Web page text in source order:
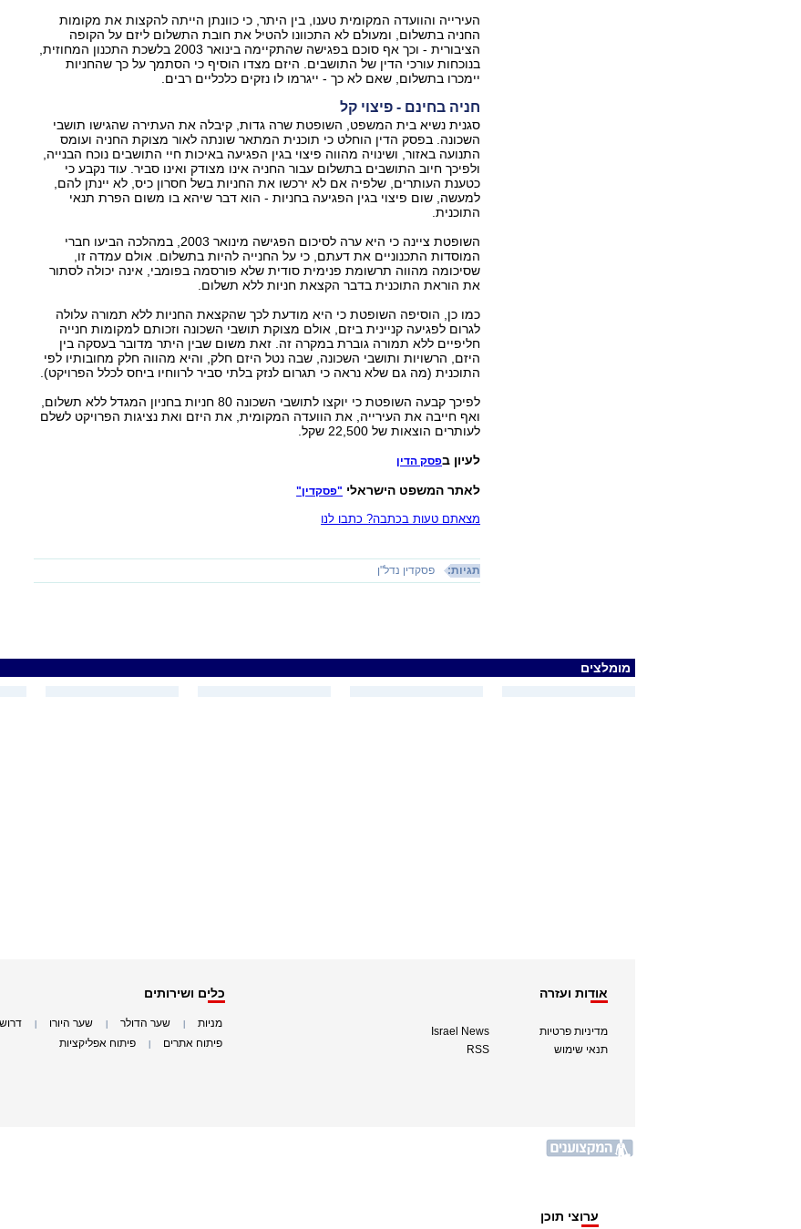
העירייה והוועדה המקומית טענו, בין היתר, כי כוונתן הייתה להקצות את מקומות
החניה בתשלום, ומעולם לא התכוונו להטיל את חובת התשלום ליזם על הקופה
הציבורית - וכך אף סוכם בפגישה שהתקיימה בינואר 2003 בלשכת התכנון המחוזית,
בנוכחות עורכי הדין של התושבים. היזם מצדו הוסיף כי הסתמך על כך שהחניות
יימכרו בתשלום, שאם לא כך - ייגרמו לו נזקים כלכליים רבים.
חניה בחינם - פיצוי קל
סגנית נשיא בית המשפט, השופטת שרה גדות, קיבלה את העתירה שהגישו תושבי
השכונה. בפסק הדין הוחלט כי תוכנית המתאר שונתה לאור מצוקת החניה ועומס
התנועה באזור, ושינויה מהווה פיצוי בגין הפגיעה באיכות חיי התושבים נוכח הבנייה,
ולפיכך חיוב התושבים בתשלום עבור החניה אינו מצודק ואינו סביר. עוד נקבע כי
כטענת העותרים, שלפיה אם לא ירכשו את החניות בשל חסרון כיס, לא יינתן להם,
למעשה, שום פיצוי בגין הפגיעה בחניות - הוא דבר שיהא בו משום הפרת תנאי
התוכנית.
השופטת ציינה כי היא ערה לסיכום הפגישה מינואר 2003, במהלכה הביעו חברי
המוסדות התכנוניים את דעתם, כי על החנייה להיות בתשלום. אולם עמדה זו,
שסיכומה מהווה תרשומת פנימית סודית שלא פורסמה בפומבי, אינה יכולה לסתור
את הוראת התוכנית בדבר הקצאת חניות ללא תשלום.
כמו כן, הוסיפה השופטת כי היא מודעת לכך שהקצאת החניות ללא תמורה עלולה
לגרום לפגיעה קניינית ביזם, אולם מצוקת תושבי השכונה וזכותם למקומות חנייה
חליפיים ללא תמורה גוברת במקרה זה. זאת משום שבין היתר מדובר בעסקה בין
היזם, הרשויות ותושבי השכונה, שבה נטל היזם חלק, והיא מהווה חלק מחובותיו לפי
התוכנית (מה גם שלא נראה כי תגרום לנזק בלתי סביר לרווחיו ביחס לכלל הפרויקט).
לפיכך קבעה השופטת כי יוקצו לתושבי השכונה 80 חניות בחניון המגדל ללא תשלום,
ואף חייבה את העירייה, את הוועדה המקומית, את היזם ואת נציגות הפרויקט לשלם
לעותרים הוצאות של 22,500 שקל.
לעיון בפסק הדין
לאתר המשפט הישראלי "פסקדין"
מצאתם טעות בכתבה? כתבו לנו
תגיות: פסקדין נדל"ן
מומלצים
אודות ועזרה
מדיניות פרטיות
תנאי שימוש
Israel News
RSS
כלים ושירותים
מניות שער הדולר שער היורו
פיתוח אתרים פיתוח אפליקציות
ערוצי תוכן